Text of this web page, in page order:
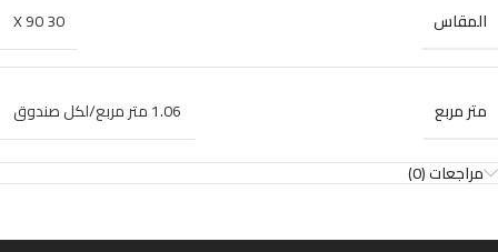
المقاس
30 X 90
متر مربع 1.06 متر مربع/لكل صندوق
مراجعات (0)